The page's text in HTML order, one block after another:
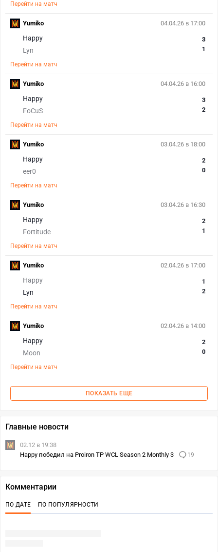
Перейти на матч
04.04.26 в 17:00
Happy
Lyn
3
1
Перейти на матч
Yumiko
04.04.26 в 16:00
Happy
FoCuS
3
2
Перейти на матч
Yumiko
03.04.26 в 18:00
Happy
eer0
2
0
Перейти на матч
Yumiko
03.04.26 в 16:30
Happy
Fortitude
2
1
Перейти на матч
Yumiko
02.04.26 в 17:00
Happy
Lyn
1
2
Перейти на матч
Yumiko
02.04.26 в 14:00
Happy
Moon
2
0
Перейти на матч
Yumiko
ПОКАЗАТЬ ЕЩЕ
Главные новости
02.12 в 19:38
Happy победил на Proiron TP WCL Season 2 Monthly 3
19
Комментарии
ПО ДАТЕ ПО ПОПУЛЯРНОСТИ